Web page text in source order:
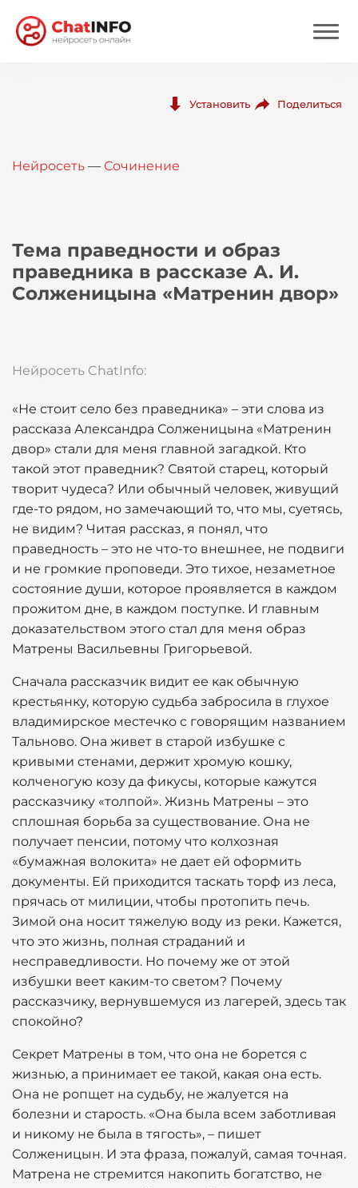
Вход
Установить Поделиться
Нейросеть — Сочинение
Тема праведности и образ
праведника в рассказе А. И.
Солженицына «Матренин двор»
Нейросеть ChatInfo:
«Не стоит село без праведника» – эти слова из
рассказа Александра Солженицына «Матренин
двор» стали для меня главной загадкой. Кто
такой этот праведник? Святой старец, который
творит чудеса? Или обычный человек, живущий
где-то рядом, но замечающий то, что мы, суетясь,
не видим? Читая рассказ, я понял, что
праведность – это не что-то внешнее, не подвиги
и не громкие проповеди. Это тихое, незаметное
состояние души, которое проявляется в каждом
прожитом дне, в каждом поступке. И главным
доказательством этого стал для меня образ
Матрены Васильевны Григорьевой.
Сначала рассказчик видит ее как обычную
крестьянку, которую судьба забросила в глухое
владимирское местечко с говорящим названием
Тальново. Она живет в старой избушке с
кривыми стенами, держит хромую кошку,
колченогую козу да фикусы, которые кажутся
рассказчику «толпой». Жизнь Матрены – это
сплошная борьба за существование. Она не
получает пенсии, потому что колхозная
«бумажная волокита» не дает ей оформить
документы. Ей приходится таскать торф из леса,
прячась от милиции, чтобы протопить печь.
Зимой она носит тяжелую воду из реки. Кажется,
что это жизнь, полная страданий и
несправедливости. Но почему же от этой
избушки веет каким-то светом? Почему
рассказчику, вернувшемуся из лагерей, здесь так
спокойно?
Секрет Матрены в том, что она не борется с
жизнью, а принимает ее такой, какая она есть.
Она не ропщет на судьбу, не жалуется на
болезни и старость. «Она была всем заботливая
и никому не была в тягость», – пишет
Солженицын. И эта фраза, пожалуй, самая точная.
Матрена не стремится накопить богатство, не